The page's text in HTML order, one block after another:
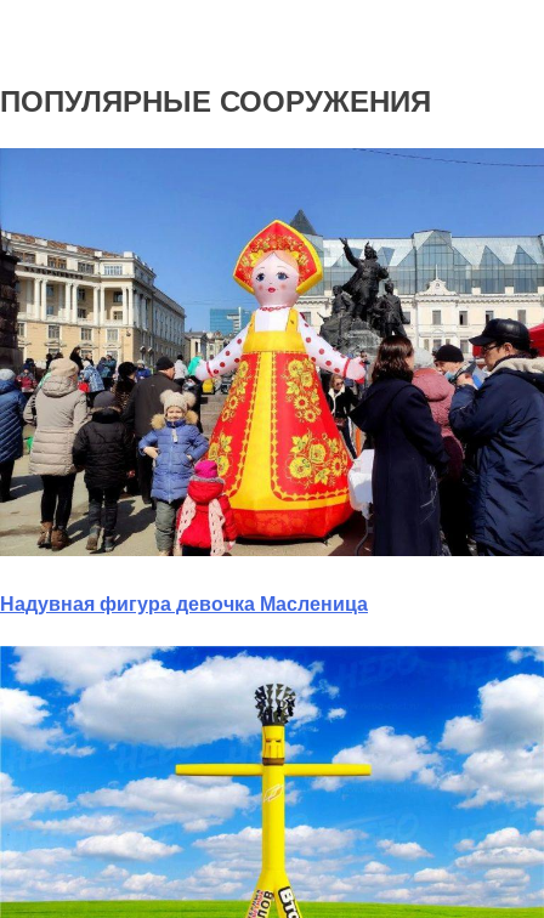
ПОПУЛЯРНЫЕ СООРУЖЕНИЯ
Надувная фигура девочка Масленица